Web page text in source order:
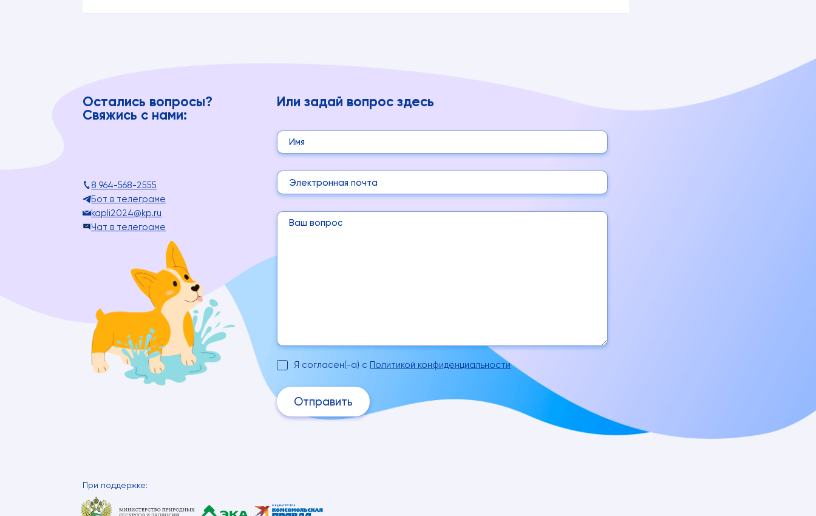
Остались вопросы?
Свяжись с нами:
Или задай вопрос здесь
8 964-568-2555
Бот в телеграме
kapli2024@kp.ru
Чат в телеграме
Я согласен(-а) с Политикой конфиденциальности
Отправить
При поддержке: